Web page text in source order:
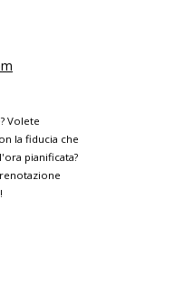
Volete
la fiducia che
pianificata?